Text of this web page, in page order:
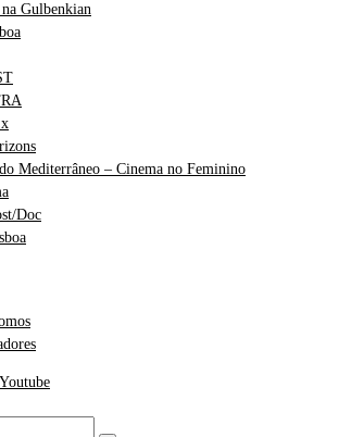
Gulbenkian
Mediterrâneo – Cinema no Feminino
Doc
Youtube